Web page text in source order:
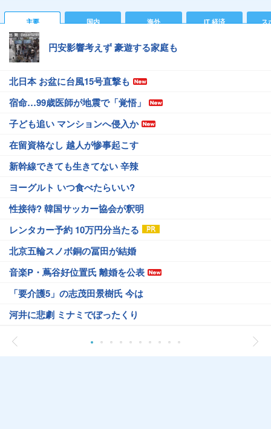
主要 国内 海外 IT 経済 ス
円安影響考えず 豪遊する家庭も
北日本 お盆に台風15号直撃も
宿命…99歳医師が地震で「覚悟」
子ども追い マンションへ侵入か
在留資格なし 越人が惨事起こす
新幹線できても生きてない 辛辣
ヨーグルト いつ食べたらいい?
性接待? 韓国サッカー協会が釈明
レンタカー予約 10万円分当たる
北京五輪スノボ銅の冨田が結婚
音楽P・蔦谷好位置氏 離婚を公表
「要介護5」の志茂田景樹氏 今は
河井に悲劇 ミナミでぼったくり